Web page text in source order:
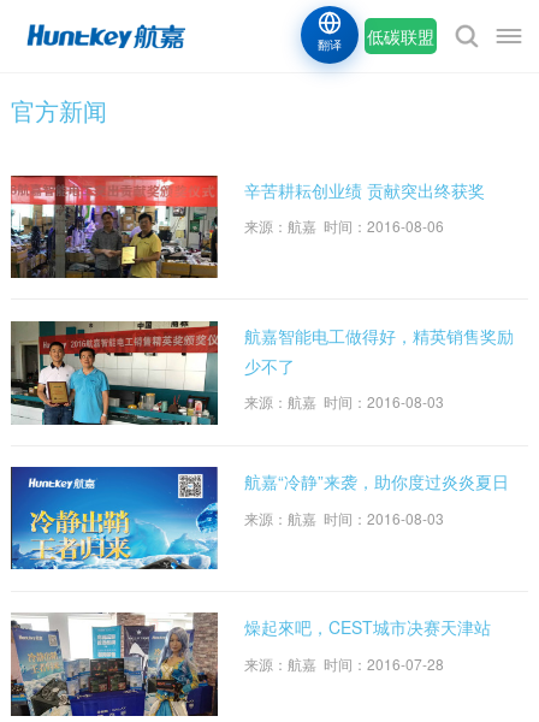
低碳联盟
翻译
官方新闻
辛苦耕耘创业绩 贡献突出终获奖
来源：航嘉 时间：2016-08-06
航嘉智能电工做得好，精英销售奖励
少不了
来源：航嘉 时间：2016-08-03
航嘉“冷静”来袭，助你度过炎炎夏日
来源：航嘉 时间：2016-08-03
燥起來吧，CEST城市决赛天津站
来源：航嘉 时间：2016-07-28